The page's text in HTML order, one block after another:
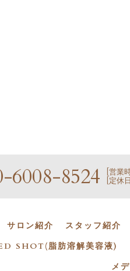
6008-8524
[営業
[定休
サロン紹介 スタッフ紹介
SHOT(脂肪溶解美容液)
メ